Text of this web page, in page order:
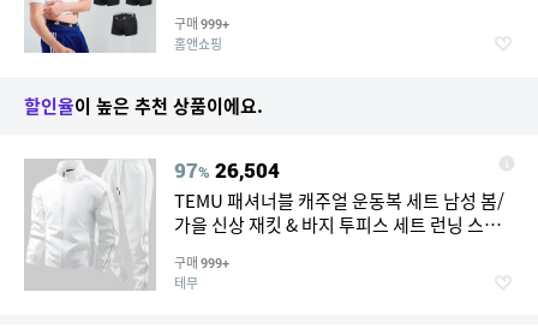
구매 999+
홈앤쇼핑
할인율이 높은 추천 상품이에요.
97% 26,504
TEMU 패셔너블 캐주얼 운동복 세트 남성 봄/
가을 신상 재킷 & 바지 투피스 세트 런닝 스포
타일 원세트
구매 999+
테무